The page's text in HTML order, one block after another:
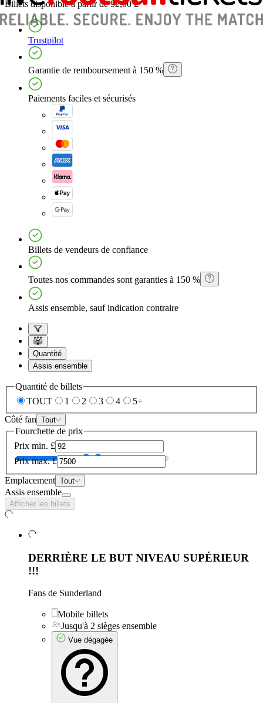
Billetsdisponible à partir de92,00 £
Trustpilot
Garantie de remboursement à 150 %
Paiements faciles et sécurisés
Billets de vendeurs de confiance
Toutes nos commandes sont garanties à 150 %
Assis ensemble, sauf indication contraire
Quantité
Assis ensemble
Quantité de billets
TOUT
1 2 3 4
5+
Côté fan Tout
Fourchette de prix
Prix min. £
Prix max. £
Emplacement Tout
Assis ensemble
Afficher les billets
DERRIÈRE LE BUT NIVEAU SUPÉRIEUR
!!!
Fans de Sunderland
Mobile billets
Jusqu'à 2 sièges ensemble
Vue dégagée